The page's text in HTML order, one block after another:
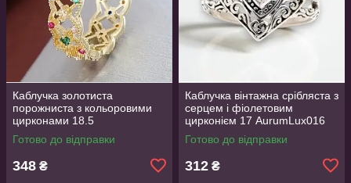
Каблучка золотиста
порожниста з кольоровими
цирконами 18.5
AurumLux018
Готово до відправки
348 ₴
Каблучка вінтажна срібляста з
серцем і фіолетовим
цирконієм 17 AurumLux016
Готово до відправки
312 ₴